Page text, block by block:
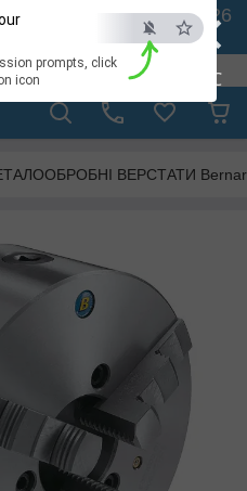
×
ESC
prompts, click
icon
- 🚛 26.08. 2026
ВЕРСТАТИ